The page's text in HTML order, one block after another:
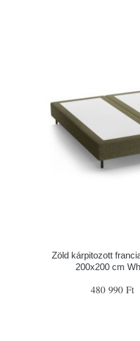
Zöld kárpitozott
200x200 cm
480 990 Ft